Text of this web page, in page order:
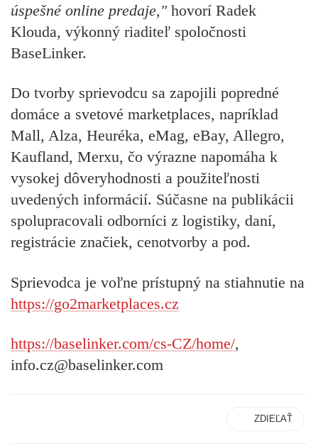
úspešné online predaje," hovorí Radek
Klouda, výkonný riaditeľ spoločnosti
BaseLinker.
Do tvorby sprievodcu sa zapojili popredné
domáce a svetové marketplaces, napríklad
Mall, Alza, Heuréka, eMag, eBay, Allegro,
Kaufland, Merxu, čo výrazne napomáha k
vysokej dôveryhodnosti a použiteľnosti
uvedených informácií. Súčasne na publikácii
spolupracovali odborníci z logistiky, daní,
registrácie značiek, cenotvorby a pod.
Sprievodca je voľne prístupný na stiahnutie na
https://go2marketplaces.cz
https://baselinker.com/cs-CZ/home/,
info.cz@baselinker.com
ZDIEĽAŤ